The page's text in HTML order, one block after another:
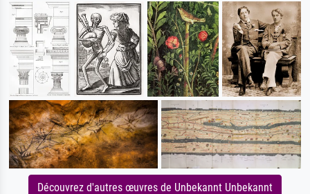
Découvrez d'autres œuvres de Unbekannt Unbekannt